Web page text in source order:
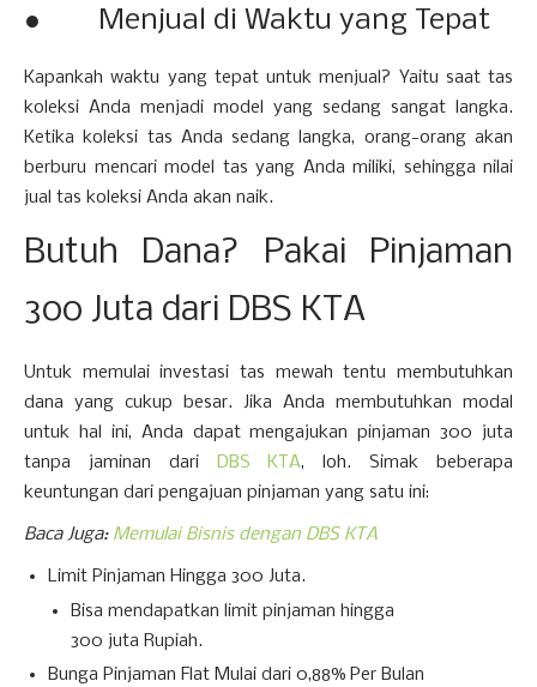
● Menjual di Waktu yang Tepat
Kapankah waktu yang tepat untuk menjual? Yaitu saat tas
koleksi Anda menjadi model yang sedang sangat langka.
Ketika koleksi tas Anda sedang langka, orang-orang akan
berburu mencari model tas yang Anda miliki, sehingga nilai
jual tas koleksi Anda akan naik.
Butuh Dana? Pakai Pinjaman
300 Juta dari DBS KTA
Untuk memulai investasi tas mewah tentu membutuhkan
dana yang cukup besar. Jika Anda membutuhkan modal
untuk hal ini, Anda dapat mengajukan pinjaman 300 juta
tanpa jaminan dari
DBS KTA, loh. Simak beberapa
keuntungan dari pengajuan pinjaman yang satu ini:
Baca Juga: Memulai Bisnis dengan DBS KTA
Limit Pinjaman Hingga 300 Juta.
Bisa mendapatkan limit pinjaman hingga
300 juta Rupiah.
Bunga Pinjaman Flat Mulai dari 0,88% Per Bulan